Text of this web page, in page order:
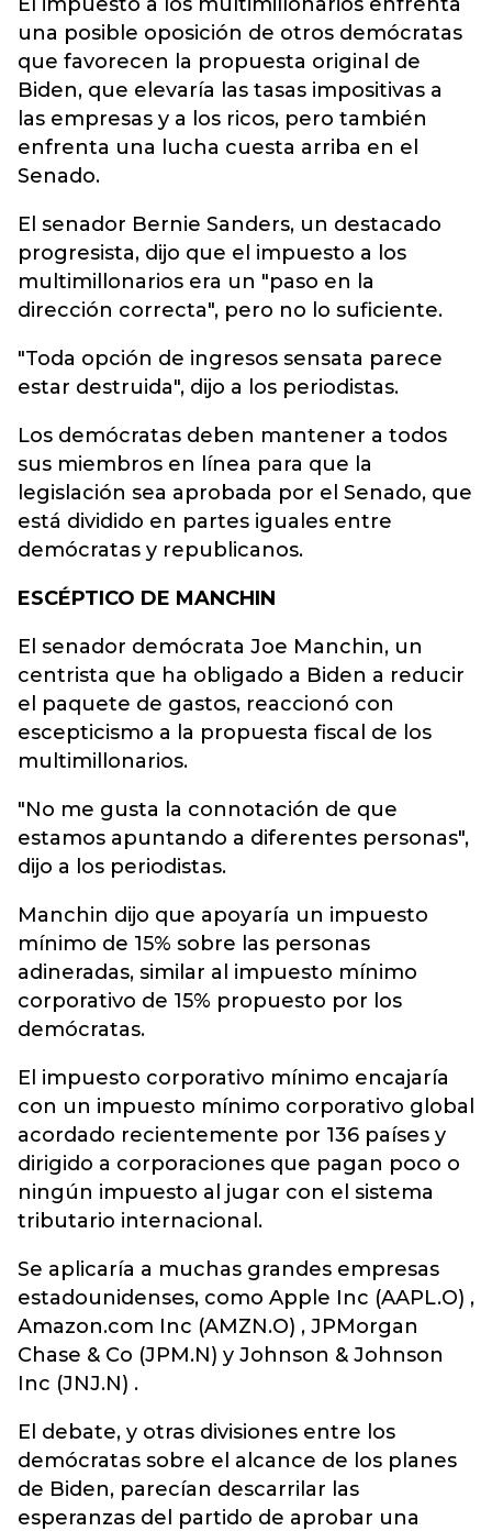
una posible oposición de otros demócratas
que favorecen la propuesta original de
Biden, que elevaría las tasas impositivas a
las empresas y a los ricos, pero también
enfrenta una lucha cuesta arriba en el
Senado.
El senador Bernie Sanders, un destacado
progresista, dijo que el impuesto a los
multimillonarios era un "paso en la
dirección correcta", pero no lo suficiente.
"Toda opción de ingresos sensata parece
estar destruida", dijo a los periodistas.
Los demócratas deben mantener a todos
sus miembros en línea para que la
legislación sea aprobada por el Senado, que
está dividido en partes iguales entre
demócratas y republicanos.
ESCÉPTICO DE MANCHIN
El senador demócrata Joe Manchin, un
centrista que ha obligado a Biden a reducir
el paquete de gastos, reaccionó con
escepticismo a la propuesta fiscal de los
multimillonarios.
"No me gusta la connotación de que
estamos apuntando a diferentes personas",
dijo a los periodistas.
Manchin dijo que apoyaría un impuesto
mínimo de 15% sobre las personas
adineradas, similar al impuesto mínimo
corporativo de 15% propuesto por los
demócratas.
El impuesto corporativo mínimo encajaría
con un impuesto mínimo corporativo global
acordado recientemente por 136 países y
dirigido a corporaciones que pagan poco o
ningún impuesto al jugar con el sistema
tributario internacional.
Se aplicaría a muchas grandes empresas
estadounidenses, como Apple Inc (AAPL.O) ,
Amazon.com Inc (AMZN.O) , JPMorgan
Chase & Co (JPM.N) y Johnson & Johnson
Inc (JNJ.N) .
El debate, y otras divisiones entre los
demócratas sobre el alcance de los planes
de Biden, parecían descarrilar las
esperanzas del partido de aprobar una